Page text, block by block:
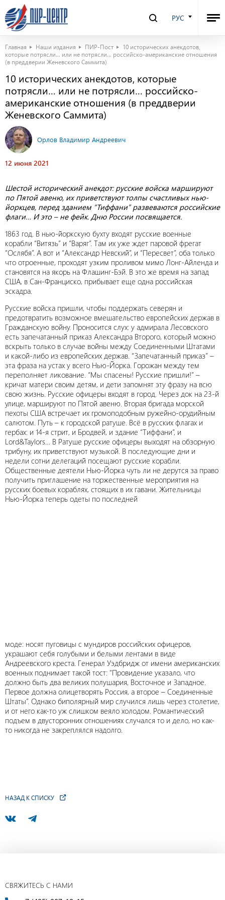
РУС
Главная Наши издания ПИР-Пост
10 исторических анекдотов,
которые потрясли… или не потрясли… российско-американские отношения
(в преддверии Женевского Саммита)
10 исторических анекдотов, которые
потрясли… или не потрясли… российско-
американские отношения (в преддверии
Женевского Саммита)
Орлов Владимир Андреевич
12 июня 2021
Шестой исторический анекдот: русские войска маршируют
по Пятой авеню, их приветствуют толпы счастливых нью-
йоркцев, перед зданием “Тиффани” развеваются российские
флаги… И это – не фейк. Дню России посвящается.
1863 год. В нью-йоркскую бухту входят русские военные
корабли “Витязь” и “Варяг”. Там их уже ждет паровой фрегат
“Ослябя”. А вот и “Александр Невский”, и “Пересвет”, оба только
что отроенные, проходят узким проливом мимо Лонг-Айленда и
становятся на якорь на Флашинг-Бэй. В это же время на запад
США, в Сан-Франциско, прибывает еще одна российская
эскадра.
Русские войска пришли, чтобы поддержать северян и
предотвратить возможное вмешательство европейских держав в
Гражданскую войну. Проносится слух: у адмирала Лесовского
есть запечатанный приказ Александра Второго, который можно
вскрыть только в случае войны между Соединенными Штатами
и какой-либо из европейских держав. “Запечатанный приказ” –
эта фраза на устах у всего Нью-Йорка. Горожан между тем
переполняет ликование. “Мы спасены! Русские пришли!” –
кричат матери своим детям, и дети запомнят эту фразу на всю
свою жизнь. Русские офицеры входят в город. Через док на 23-й
улице, маршируют по Пятой авеню. Вторая бригада морской
пехоты США встречает их громоподобным ружейно-орудийным
салютом. Путь – к городской ратуше. Всё в русских флагах и
гербах: и 14-я стрит, и Бродвей, и здание “Тиффани”, и
Lord&Taylors… В Ратуше русские офицеры выходят на обзорную
трибуну, их приветствуют музыкой. В последующие дни и
недели сотни делегаций посещают русские корабли.
Общественные деятели Нью-Йорка чуть ли не дерутся за право
получить приглашение на торжественные мероприятия на
русских боевых кораблях, стоящих в их гавани. Жительницы
Нью-Йорка теперь одеты по последней
моде: носят пуговицы с мундиров российских офицеров,
украшают себя голубыми и белыми лентами в виде
Андреевского креста. Генерал Уэдбридж от имени американских
военных поднимает такой тост: “Провидение указало, что
должно быть два великих полушария, Восточное и Западное.
Первое должна олицетворять Россия, а второе – Соединенные
Штаты”. Однако биполярный мир случился лишь через столетие,
и от него как-то уж слишком веяло холодом. Романтический
подъем в двусторонних отношениях случался то и дело, но как-
то никогда не закреплялся надолго.
НАЗАД К СПИСКУ
СВЯЖИТЕСЬ С НАМИ